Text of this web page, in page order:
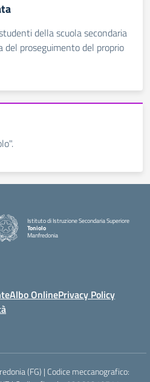
della scuola secondaria
del proseguimento del proprio
Istituto di Istruzione Secondaria Superiore
Toniolo
Manfredonia
Albo OnlinePrivacy Policy
(FG) | Codice meccanografico: